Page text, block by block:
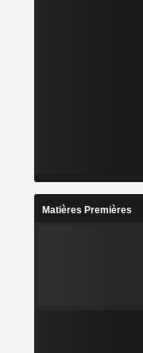
Matières Premières